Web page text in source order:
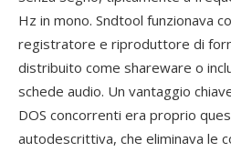
Hz in mono. Sndtool funzionava
registratore e riproduttore di
distribuito come shareware o
schede audio. Un vantaggio
DOS concorrenti era proprio
autodescrittiva, che eliminava le